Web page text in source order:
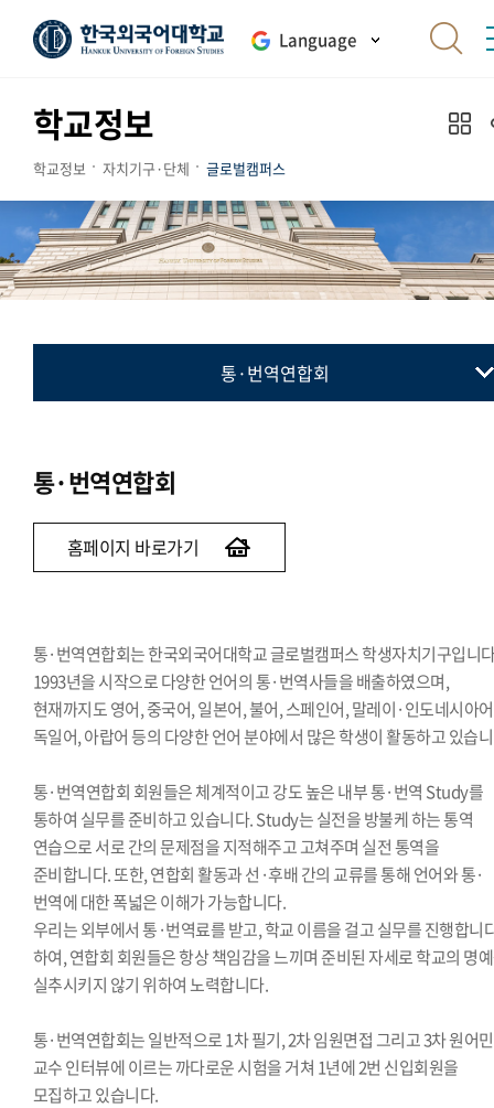
Language
학교정보
학교정보 자치기구·단체 글로벌캠퍼스
통·번역연합회
국제학생회
세계민속문화축전준비위원회
통·번역연합회
홈페이지 바로가기
통·번역연합회는 한국외국어대학교 글로벌캠퍼스 학생자치기구입니
1993년을 시작으로 다양한 언어의 통·번역사들을 배출하였으며,
현재까지도 영어, 중국어, 일본어, 불어, 스페인어, 말레이·인도네시아
독일어, 아랍어 등의 다양한 언어 분야에서 많은 학생이 활동하고 있습
통·번역연합회 회원들은 체계적이고 강도 높은 내부 통·번역 Study를
통하여 실무를 준비하고 있습니다. Study는 실전을 방불케 하는 통역
연습으로 서로 간의 문제점을 지적해주고 고쳐주며 실전 통역을
준비합니다. 또한, 연합회 활동과 선·후배 간의 교류를 통해 언어와 통·
번역에 대한 폭넓은 이해가 가능합니다.
우리는 외부에서 통·번역료를 받고, 학교 이름을 걸고 실무를 진행합니
하여, 연합회 회원들은 항상 책임감을 느끼며 준비된 자세로 학교의 명
실추시키지 않기 위하여 노력합니다.
통·번역연합회는 일반적으로 1차 필기, 2차 임원면접 그리고 3차 원어민
교수 인터뷰에 이르는 까다로운 시험을 거쳐 1년에 2번 신입회원을
모집하고 있습니다.